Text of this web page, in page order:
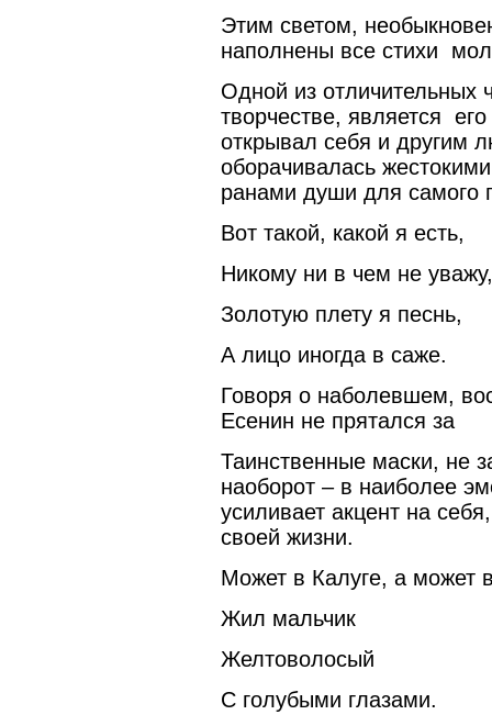
Этим светом,
наполнены все стихи
Одной из отличительных
творчестве, является
открывал себя и другим
оборачивалась
ранами души для самого
Вот такой, какой я есть,
Никому ни в чем не уважу,
Золотую плету я песнь,
А лицо иногда в саже.
Говоря о наболевшем,
Есенин не прятался за
Таинственные маски, не
наоборот – в наиболее
усиливает акцент на
своей жизни.
Может в Калуге, а может
Жил мальчик
Желтоволосый
С голубыми глазами.